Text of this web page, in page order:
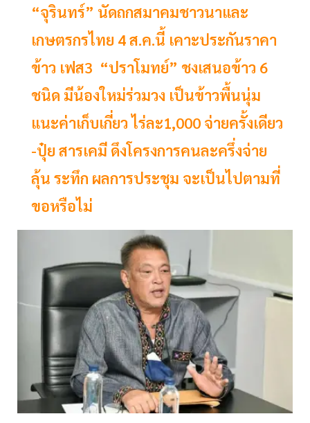
“จุรินทร์” นัดถกสมาคมชาวนาและ
เกษตรกรไทย 4 ส.ค.นี้ เคาะประกันราคา
ข้าว เฟส3 “ปราโมทย์” ชงเสนอข้าว 6
ชนิด มีน้องใหม่ร่วมวง เป็นข้าวพื้นนุ่ม
แนะค่าเก็บเกี่ยว ไร่ละ1,000 จ่ายครั้งเดียว
-ปุ๋ย สารเคมี ดึงโครงการคนละครึ่งจ่าย
ลุ้น ระทึก ผลการประชุม จะเป็นไปตามที่
ขอหรือไม่